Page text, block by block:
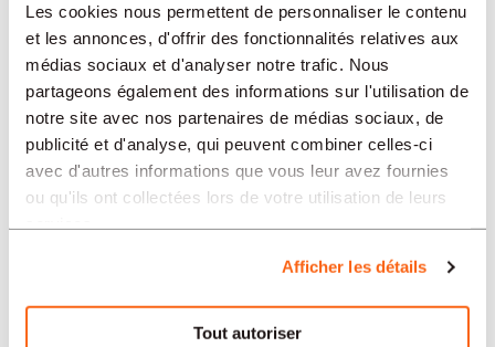
Les cookies nous permettent de personnaliser le contenu
et les annonces, d'offrir des fonctionnalités relatives aux
médias sociaux et d'analyser notre trafic. Nous
partageons également des informations sur l'utilisation de
notre site avec nos partenaires de médias sociaux, de
publicité et d'analyse, qui peuvent combiner celles-ci
avec d'autres informations que vous leur avez fournies
ou qu'ils ont collectées lors de votre utilisation de leurs
Afficher les détails
Tout autoriser
PIÙ RISULTATI
REGIONI
PROFESSION